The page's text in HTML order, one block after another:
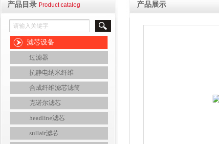
产品目录 Product catalog
滤芯设备
过滤器
抗静电纳米纤维
合成纤维滤芯滤筒
克诺尔滤芯
headline滤芯
sullair滤芯
产品展示